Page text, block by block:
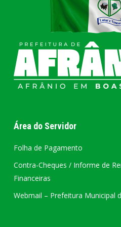
Área do Servidor
Folha de Pagamento
Contra-Cheques / Informe de
Financeiras
Webmail – Prefeitura Municipal